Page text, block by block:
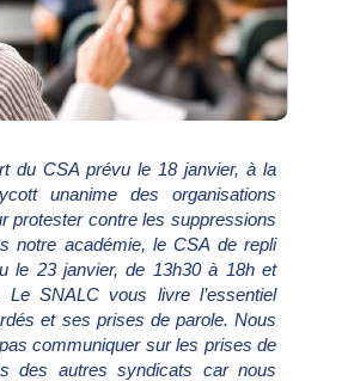
du CSA prévu le 18 janvier, à la
unanime des organisations
protester contre les suppressions
notre académie, le CSA de repli
le 23 janvier, de 13h30 à 18h et
Le SNALC vous livre l’essentiel
et ses prises de parole. Nous
communiquer sur les prises de
des autres syndicats car nous